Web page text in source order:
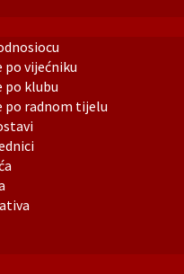
vijećniku
po klubu
po radnom tijelu